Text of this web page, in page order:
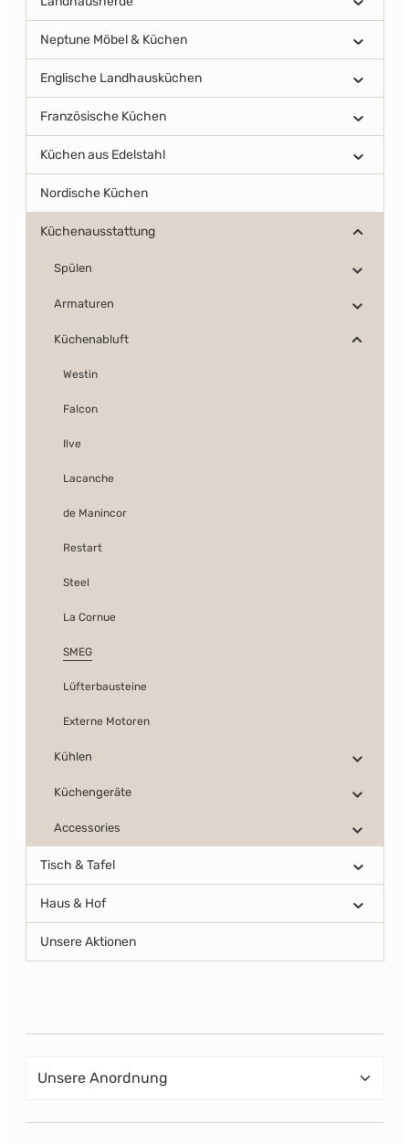
Neptune Möbel & Küchen
Englische Landhausküchen
Französische Küchen
Küchen aus Edelstahl
Nordische Küchen
Küchenausstattung
Spülen
Armaturen
Küchenabluft
Westin
Falcon
Ilve
Lacanche
de Manincor
Restart
Steel
La Cornue
SMEG
Lüfterbausteine
Externe Motoren
Kühlen
Küchengeräte
Accessories
Tisch & Tafel
Haus & Hof
Unsere Aktionen